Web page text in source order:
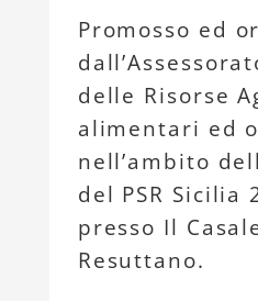
Promosso ed
delle Risorse
alimentari ed
nell’ambito
del PSR Sicilia
presso Il
Resuttano.